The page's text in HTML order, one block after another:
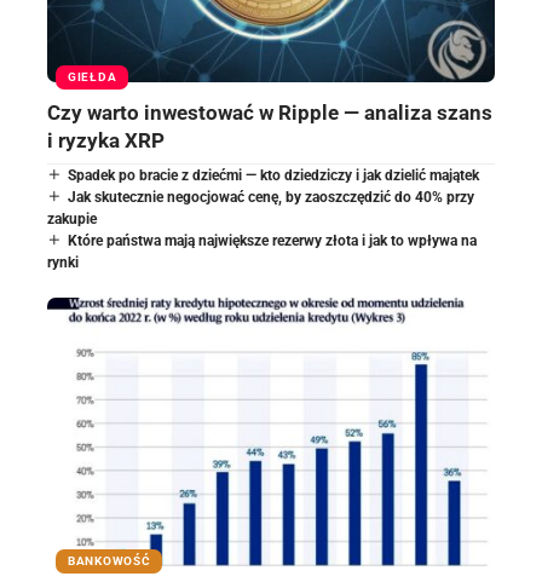
GIEŁDA
Czy warto inwestować w Ripple — analiza szans
i ryzyka XRP
Spadek po bracie z dziećmi — kto dziedziczy i jak dzielić majątek
Jak skutecznie negocjować cenę, by zaoszczędzić do 40% przy
zakupie
Które państwa mają największe rezerwy złota i jak to wpływa na
rynki
BANKOWOŚĆ